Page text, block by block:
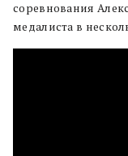
соревнования
медалиста в